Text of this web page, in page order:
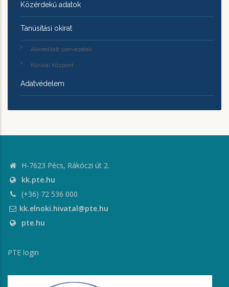
Közérdekű adatok
Tanúsítási okirat
Akkreditált szervezetek
Klinikai Központ
Adatvédelem
H-7623 Pécs, Rákóczi út 2.
kk.pte.hu
(+36) 72 536 000
kk.elnoki.hivatal@pte.hu
pte.hu
PTE login